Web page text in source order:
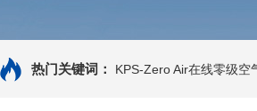
热门关键词： KPS-Zero Air在线零级空